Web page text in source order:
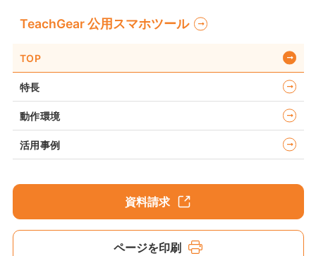
TeachGear 公用スマホツール
TOP
特長
動作環境
活用事例
資料請求
ページを印刷